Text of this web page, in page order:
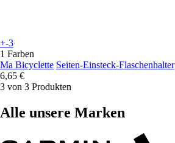
+-3
1 Farben
Ma Bicyclette Seiten-Einsteck-Flaschenhalter
6,65 €
3 von 3 Produkten
Alle unsere Marken